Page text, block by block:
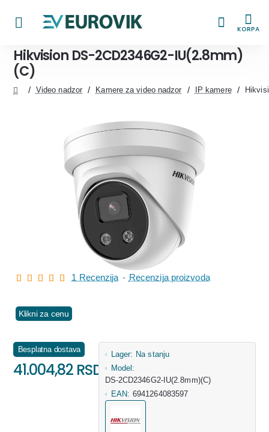
KORPA
Hikvision DS-2CD2346G2-IU(2.8mm)
(C)
Video nadzor Kamere za video nadzor IP kamere
Klikni za cenu
1 Recenzija - Recenzija proizvoda
Besplatna dostava
41.004,82 RSD
Lager: Na stanju
Model:
DS-2CD2346G2-IU(2.8mm)(C)
EAN: 6941264083597